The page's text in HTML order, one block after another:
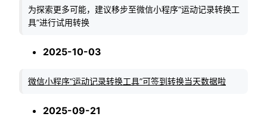
为探索更多可能，建议移步至微信小程序“运动记录转换工
具”进行试用转换
2025-10-03
微信小程序“运动记录转换工具”可签到转换当天数据啦
2025-09-21